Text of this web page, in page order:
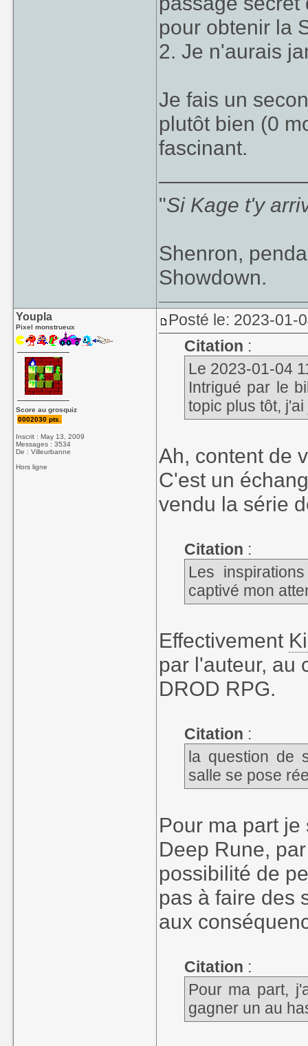
pour obtenir la
2. Je n'aurais
Je fais un
plutôt bien (0
fascinant.
"Si Kage t'y
Shenron,
Showdown.
Youpla
Pixel monstrueux
Score au grosquiz
0002030 pts.
Inscrit : May 13, 2009
Messages : 3534
De : Villeurbanne
Hors ligne
Posté le: 2023-01-
Citation :
Le 2023-01-04
Intrigué par le
topic plus tôt,
Ah, content de
C'est un
vendu la série
Citation :
Les
captivé mon
Effectivement
par l'auteur, au
DROD RPG.
Citation :
la question de
salle se pose
Pour ma part
Deep Rune,
possibilité de
pas à faire des
aux
Citation :
Pour ma part,
gagner un au